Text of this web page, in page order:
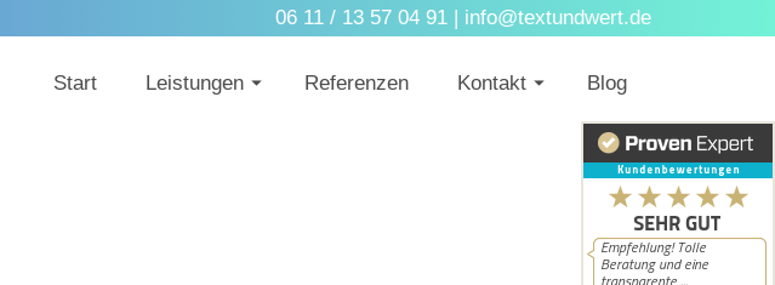
06 11 / 13 57 04 91 | info@textundwert.de
Start Leistungen Referenzen Kontakt Blog